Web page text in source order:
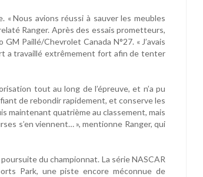
« Nous avions réussi à sauver les meubles
Ranger. Après des essais prometteurs,
Paillé/Chevrolet Canada N°27. « J’avais
a travaillé extrêmement fort afin de tenter
tout au long de l’épreuve, et n’a pu
de rebondir rapidement, et conserve les
maintenant quatrième au classement, mais
s’en viennent… », mentionne Ranger, qui
du championnat. La série NASCAR
Park, une piste encore méconnue de